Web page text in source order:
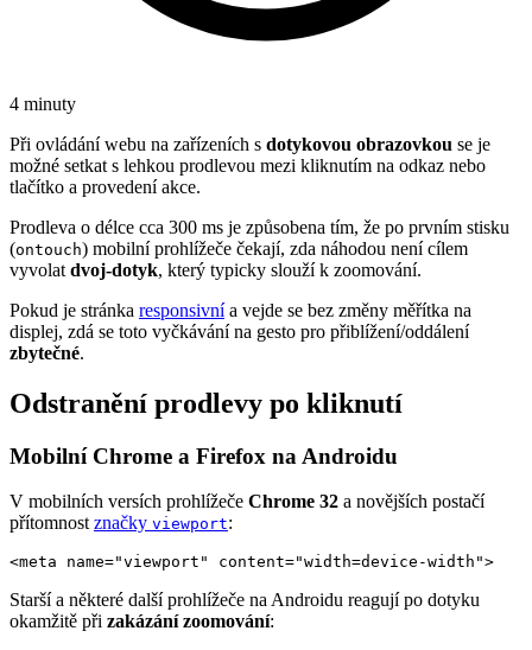
4 minuty
Při ovládání webu na zařízeních s dotykovou obrazovkou se je
možné setkat s lehkou prodlevou mezi kliknutím na odkaz nebo
tlačítko a provedení akce.
Prodleva o délce cca 300 ms je způsobena tím, že po prvním stisku
(ontouch) mobilní prohlížeče čekají, zda náhodou není cílem
vyvolat dvoj-dotyk, který typicky slouží k zoomování.
Pokud je stránka responsivnía vejde se bez změny měřítka na
displej, zdá se toto vyčkávání na gesto pro přiblížení/oddálení
zbytečné.
Odstranění prodlevy po kliknutí
Mobilní Chrome a Firefox na Androidu
V mobilních versích prohlížeče Chrome 32 a novějších postačí
přítomnostznačky viewport:
<meta name="viewport" content="width=device-width">
Starší a některé další prohlížeče na Androidu reagují po dotyku
okamžitě při zakázání zoomování: